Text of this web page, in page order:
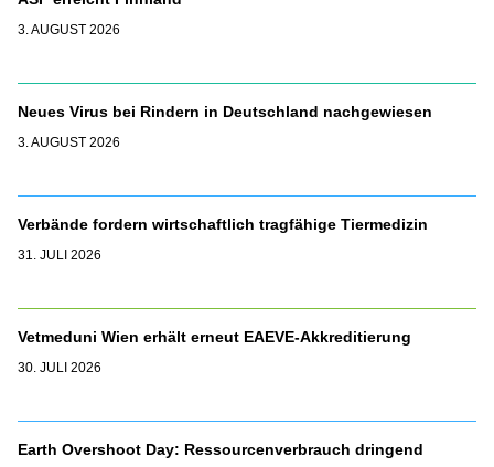
3. AUGUST 2026
Neues Virus bei Rindern in Deutschland nachgewiesen
3. AUGUST 2026
Verbände fordern wirtschaftlich tragfähige Tiermedizin
31. JULI 2026
Vetmeduni Wien erhält erneut EAEVE-Akkreditierung
30. JULI 2026
Earth Overshoot Day: Ressourcenverbrauch dringend